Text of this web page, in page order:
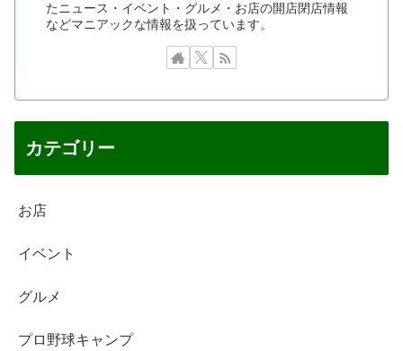
たニュース・イベント・グルメ・お店の開店閉店情報
などマニアックな情報を扱っています。
カテゴリー
お店
イベント
グルメ
プロ野球キャンプ